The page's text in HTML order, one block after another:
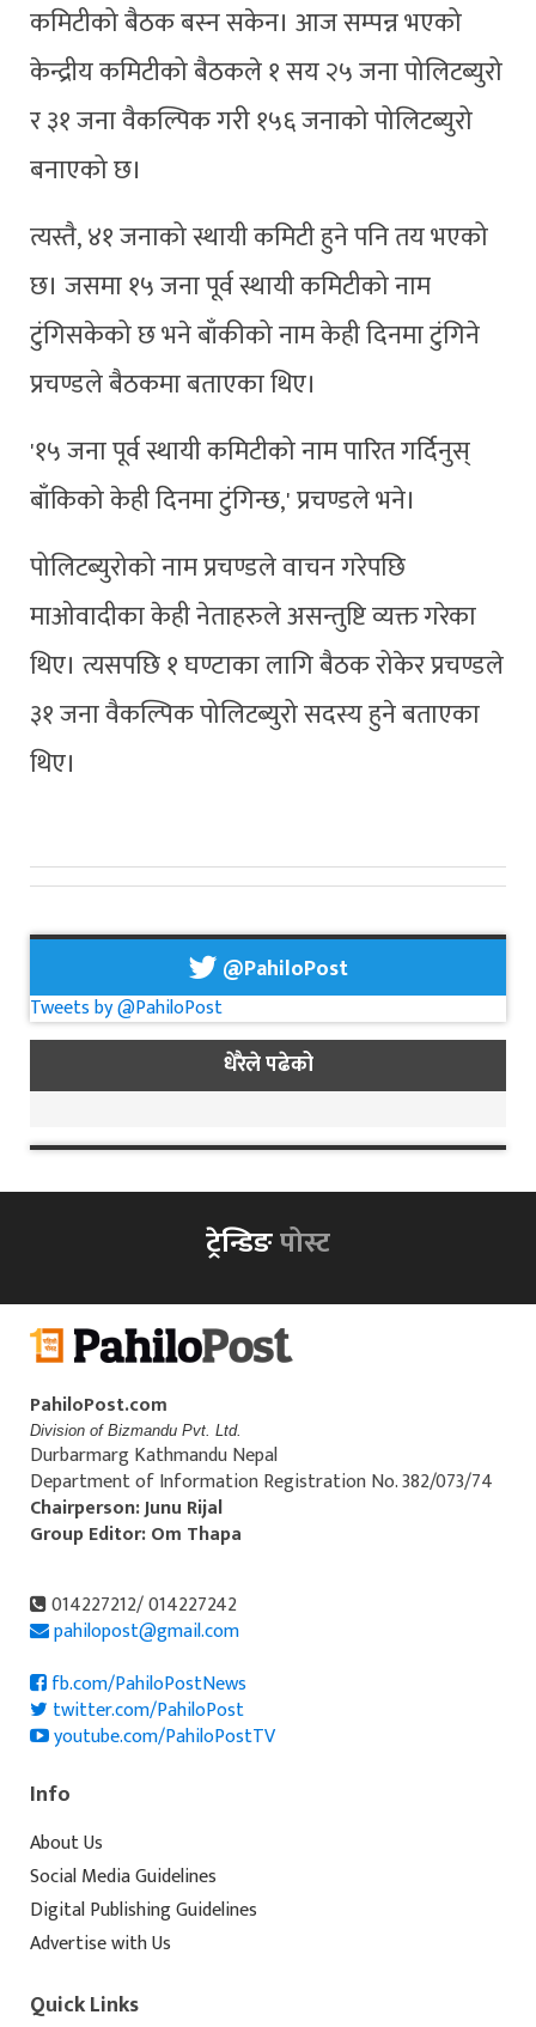
कमिटीको बैठक बस्न सकेन। आज सम्पन्न भएको
केन्द्रीय कमिटीको बैठकले १ सय २५ जना पोलिटब्युरो
र ३१ जना वैकल्पिक गरी १५६ जनाको पोलिटब्युरो
बनाएको छ।
त्यस्तै, ४१ जनाको स्थायी कमिटी हुने पनि तय भएको
छ। जसमा १५ जना पूर्व स्थायी कमिटीको नाम
टुंगिसकेको छ भने बाँकीको नाम केही दिनमा टुंगिने
प्रचण्डले बैठकमा बताएका थिए।
'१५ जना पूर्व स्थायी कमिटीको नाम पारित गर्दिनुस्
बाँकिको केही दिनमा टुंगिन्छ,' प्रचण्डले भने।
पोलिटब्युरोको नाम प्रचण्डले वाचन गरेपछि
माओ‌वादीका केही नेताहरुले असन्तुष्टि व्यक्त गरेका
थिए। त्यसपछि १ घण्टाका लागि बैठक रोकेर प्रचण्डले
३१ जना वैकल्पिक पोलिटब्युरो सदस्य हुने बताएका
थिए।
@PahiloPost
Tweets by @PahiloPost
धेरैले पढेको
ट्रेन्डिङपोस्ट
PahiloPost.com
Division of Bizmandu Pvt. Ltd.
Durbarmarg Kathmandu Nepal
Department of Information Registration No. 382/073/74
Chairperson: Junu Rijal
Group Editor: Om Thapa
014227212/ 014227242
pahilopost@gmail.com
fb.com/PahiloPostNews
twitter.com/PahiloPost
youtube.com/PahiloPostTV
Info
About Us
Social Media Guidelines
Digital Publishing Guidelines
Advertise with Us
Quick Links